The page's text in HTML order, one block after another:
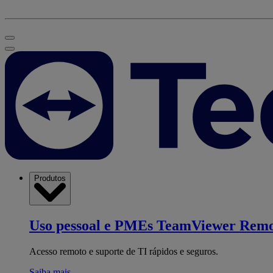
Produtos
Uso pessoal e PMEs TeamViewer
Acesso remoto e suporte de TI rápidos e seguros.